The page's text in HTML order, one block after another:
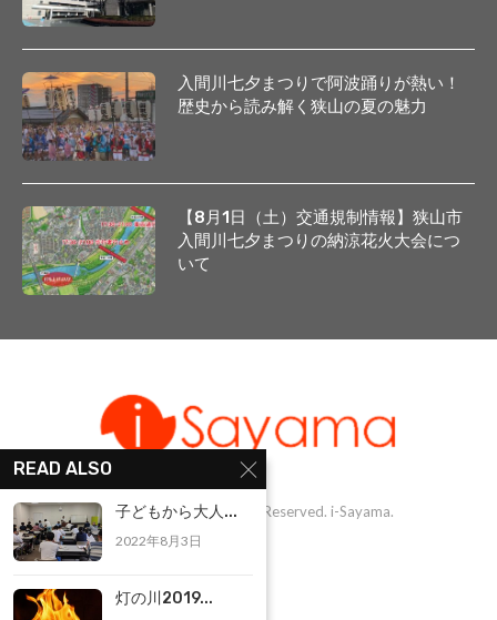
入間川七夕まつりで阿波踊りが熱い！
歴史から読み解く狭山の夏の魅力
【8月1日（土）交通規制情報】狭山市
入間川七夕まつりの納涼花火大会につ
いて
@1999-2025 - All Right Reserved. i-Sayama.
READ ALSO
子どもから大人...
2022年8月3日
灯の川2019...